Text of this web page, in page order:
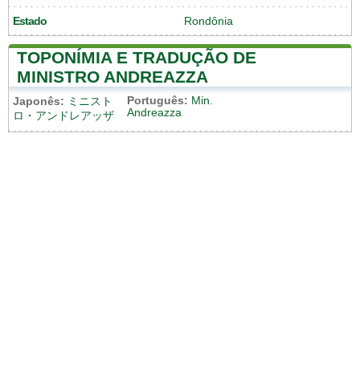
Estado Rondônia
TOPONÍMIA E TRADUÇÃO DE
MINISTRO ANDREAZZA
Japonês: ミニスト
ロ・アンドレアッザ
Português: Min.
Andreazza